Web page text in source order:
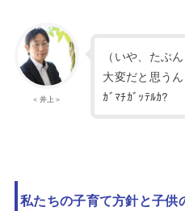
＜井上＞
（いや、たぶ
大変だと思う
ｶﾞﾏﾁｶﾞｯﾃﾙｶ?
私たちの子育て方針と子供